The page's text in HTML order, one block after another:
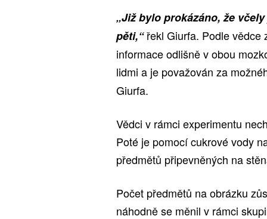
„Již bylo prokázáno, že
pěti,“řekl Giurfa. Podle vědce
informace odlišně v obou
lidmi a je považován za
Giurfa.
Vědci v rámci experimentu
Poté je pomocí cukrové vody
předmětů připevněných na
Počet předmětů na obrázku
náhodně se měnil v rámci